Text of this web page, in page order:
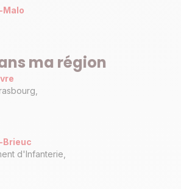
Malo
ma région
Brieuc
d'Infanterie,